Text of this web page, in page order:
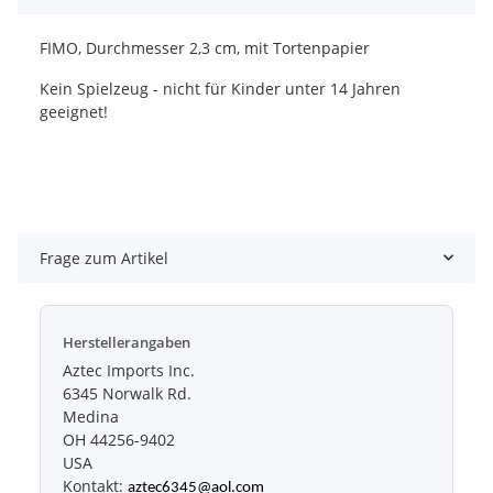
FIMO, Durchmesser 2,3 cm, mit Tortenpapier
Kein Spielzeug - nicht für Kinder unter 14 Jahren
geeignet!
Frage zum Artikel
Herstellerangaben
Aztec Imports Inc.
6345 Norwalk Rd.
Medina
OH 44256-9402
USA
Kontakt: aztec6345@aol.com